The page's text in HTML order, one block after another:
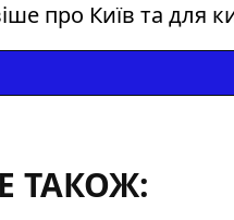
про Київ та для
ТАКОЖ: